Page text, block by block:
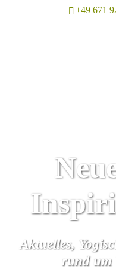
+49 671
Aktuelles,
rund um